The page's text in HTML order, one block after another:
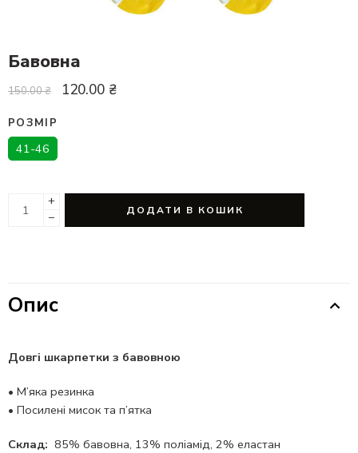
Бавовна
150.00₴ 120.00 ₴
РОЗМІР
41-46
+
−
ДОДАТИ В КОШИК
Опис
Довгі шкарпетки з бавовною
• М’яка резинка
• Посилені мисок та п’ятка
Склад: 85% бавовна, 13% поліамід, 2% еластан